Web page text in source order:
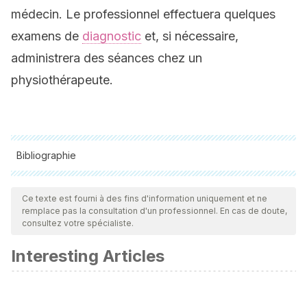
médecin. Le professionnel effectuera quelques
examens de diagnostic et, si nécessaire,
administrera des séances chez un
physiothérapeute.
Bibliographie
Toutes les sources citées ont été examinées en profondeur
par notre équipe pour garantir leur qualité, leur fiabilité, leur
actualité et leur validité. La bibliographie de cet article a été
ou scientifique
Marzoa, I. Ferreiro, et al. “Tratamiento rehabilitador del
Ce texte est fourni à des fins d'information uniquement et ne
remplace pas la consultation d'un professionnel. En cas de doute,
consultez votre spécialiste.
Interesting Articles